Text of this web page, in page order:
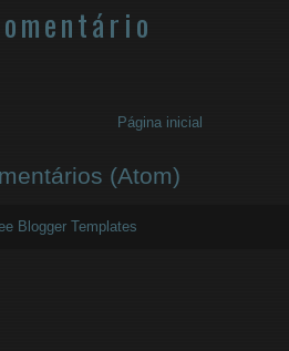
Página inicial
(Atom)
Blogger Templates